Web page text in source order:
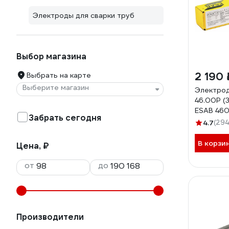
Электроды для сварки труб
Выбор магазина
Выбрать на карте
Выберите магазин
Забрать сегодня
Цена, ₽
от
до
Производители
2 190
46.00P
ESAB
4.7
В